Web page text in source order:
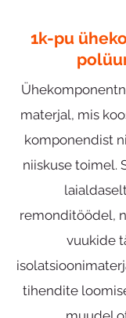
1k-pu
materjal, mis
komponendist
niiskuse toimel.
remonditöödel,
vuukide
tihendite